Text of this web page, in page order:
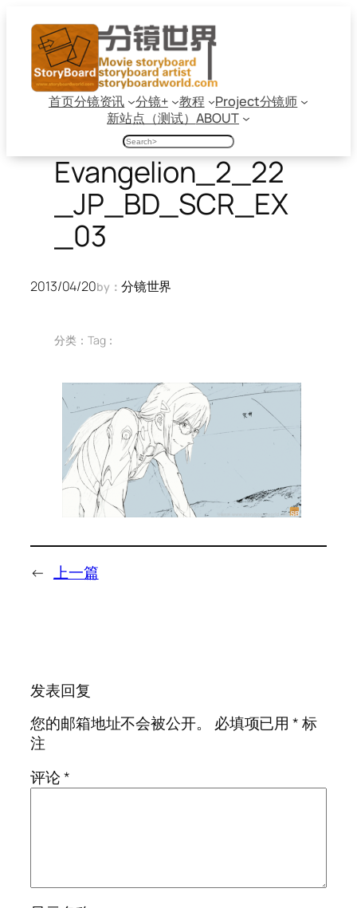
首页分镜资讯 分镜+ 教程 Project分镜师
新站点（测试） ABOUT
搜
索
Evangelion_2_22
_JP_BD_SCR_EX
_03
2013/04/20by： 分镜世界
分类： Tag：
← 上一篇
发表回复
您的邮箱地址不会被公开。
必填项已用*标
注
评论*